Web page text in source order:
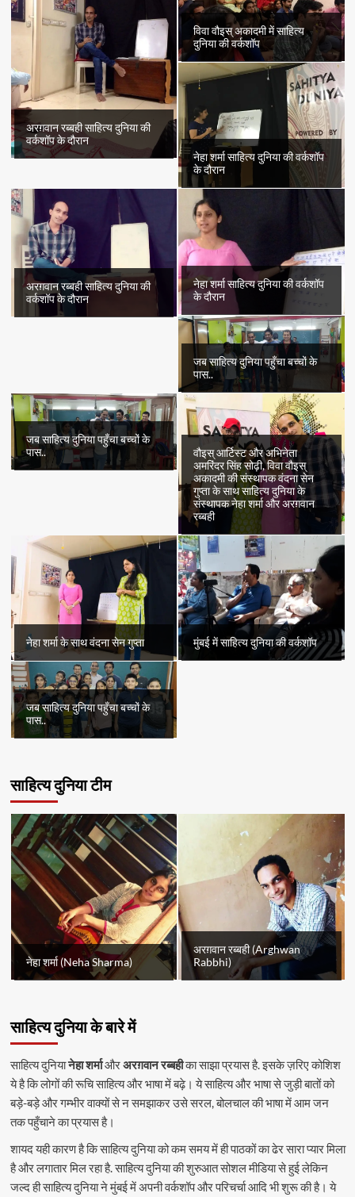
अरग़वान रब्बही साहित्य दुनिया की
वर्कशॉप के दौरान
विवा वौइस् अकादमी में साहित्य
दुनिया की वर्कशॉप
नेहा शर्मा साहित्य दुनिया की वर्कशॉप
के दौरान
अरग़वान रब्बही साहित्य दुनिया की
वर्कशॉप के दौरान
नेहा शर्मा साहित्य दुनिया की वर्कशॉप
के दौरान
जब साहित्य दुनिया पहुँचा बच्चों के
पास..
जब साहित्य दुनिया पहुँचा बच्चों के
पास..
वौइस् आर्टिस्ट और अभिनेता
अमरिंदर सिंह सोढ़ी, विवा वौइस्
अकादमी की संस्थापक वंदना सेन
गुप्ता के साथ साहित्य दुनिया के
संस्थापक नेहा शर्मा और अरग़वान
रब्बही
नेहा शर्मा के साथ वंदना सेन गुप्ता मुंबई में साहित्य दुनिया की वर्कशॉप
जब साहित्य दुनिया पहुँचा बच्चों के
पास..
साहित्य दुनिया टीम
नेहा शर्मा (Neha Sharma)
अरग़वान रब्बही (Arghwan
Rabbhi)
साहित्य दुनिया के बारे में
साहित्य दुनियानेहा शर्माऔरअरग़वान रब्बहीका साझा प्रयास है. इसके ज़रिए कोशिश
ये है कि लोगों की रूचि साहित्य और भाषा में बढ़े। ये साहित्य और भाषा से जुड़ी बातों को
बड़े-बड़े और गम्भीर वाक्यों से न समझाकर उसे सरल, बोलचाल की भाषा में आम जन
तक पहुँचाने का प्रयास है।
शायद यही कारण है कि साहित्य दुनिया को कम समय में ही पाठकों का ढेर सारा प्यार मिला
है और लगातार मिल रहा है. साहित्य दुनिया की शुरुआत सोशल मीडिया से हुई लेकिन
जल्द ही साहित्य दुनिया ने मुंबई में अपनी वर्कशॉप और परिचर्चा आदि भी शुरू की है। ये